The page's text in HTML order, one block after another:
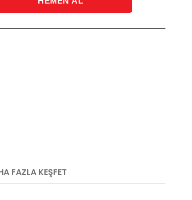
FAZLA KEŞFET